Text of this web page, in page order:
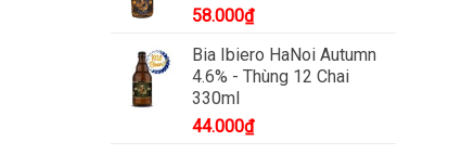
58.000₫
Bia Ibiero HaNoi Autumn
4.6% - Thùng 12 Chai
330ml
44.000₫